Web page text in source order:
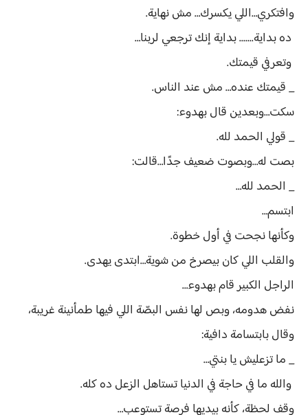
وافتكري…اللي يكسرك… مش نهاية.
ده بداية....... بداية إنك ترجعي لربنا…
وتعرفي قيمتك.
_ قيمتك عنده… مش عند الناس.
سكت…وبعدين قال بهدوء:
_ قولي الحمد لله.
بصت له…وبصوت ضعيف جدًا…قالت:
_ الحمد لله…
ابتسم…
وكأنها نجحت في أول خطوة.
والقلب اللي كان بيصرخ من شوية…ابتدى يهدى.
الراجل الكبير قام بهدوء…
نفض هدومه، وبص لها نفس البصّة اللي فيها طمأنينة غريبة،
وقال بابتسامة دافية:
_ ما تزعليش يا بنتي…
والله ما في حاجة في الدنيا تستاهل الزعل ده كله.
وقف لحظة، كأنه بيديها فرصة تستوعب…